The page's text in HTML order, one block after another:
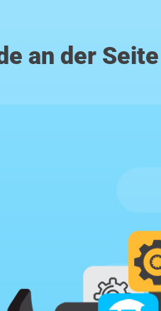
an der Seite